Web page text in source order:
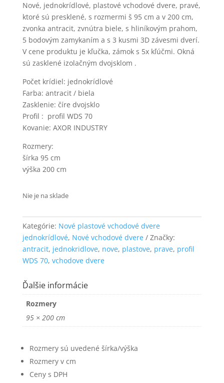
Nové, jednokrídlové, plastové vchodové dvere, pravé,
ktoré sú presklené, s rozmermi š 95 cm a v 200 cm,
zvonka antracit, zvnútra biele, s hliníkovým prahom,
5 bodovým zamykaním a s 3 kusmi 3D závesmi dverí.
V cene produktu je kľučka, zámok s 5x kľúčmi. Okná
sú zasklené izolačným dvojsklom .
Počet krídiel: jednokrídlové
Farba: antracit / biela
Zasklenie: číre dvojsklo
Profil : profil WDS 70
Kovanie: AXOR INDUSTRY
Rozmery:
šírka 95 cm
výška 200 cm
Nie je na sklade
Kategórie: Nové plastové vchodové dvere
jednokrídlové, Nové vchodové dvere
Značky:
antracit, jednokridlove, nove, plastove, prave, profil
WDS 70, vchodove dvere
Ďalšie informácie
Rozmery
95 × 200 cm
Rozmery sú uvedené šírka/výška
Rozmery v cm
Ceny s DPH
Nevyhnutné
Tieto súbory
cookie nie sú
voliteľné. Sú
potrebné pre
webovej
webovej
stránky.
tieto súbory
odmietnete,